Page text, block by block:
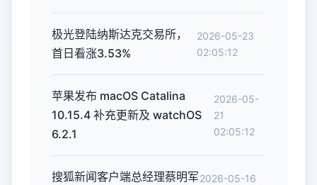
极光登陆纳斯达克交易所，
首日看涨3.53%
2026-05-23
02:05:12
苹果发布 macOS Catalina
10.15.4 补充更新及 watchOS
6.2.1
2026-05-
21
02:05:12
搜狐新闻客户端总经理蔡明军2026-05-16